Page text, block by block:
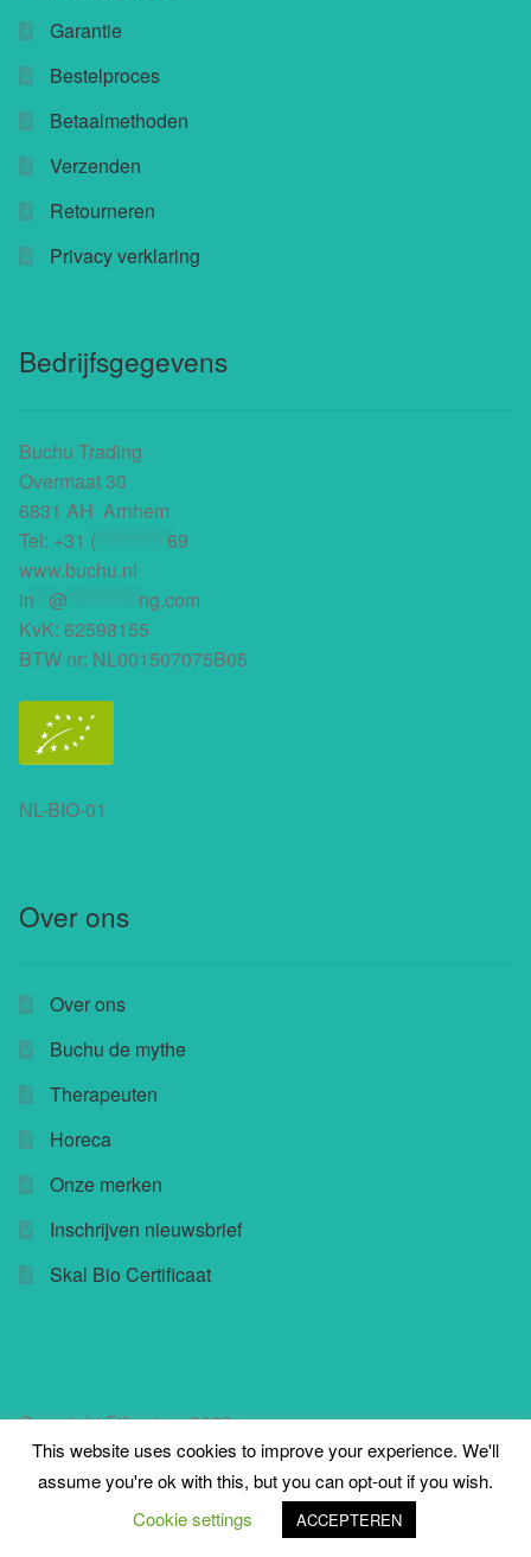
Garantie
Bestelproces
Betaalmethoden
Verzenden
Retourneren
Privacy verklaring
Bedrijfsgegevens
Buchu Trading
Overmaat 30
6831 AH Arnhem
Tel: +31 (
69
www.buchu.nl
in @
ng.com
KvK: 62598155
BTW nr: NL001507075B05
NL-BIO-01
Over ons
Over ons
Buchu de mythe
Therapeuten
Horeca
Onze merken
Inschrijven nieuwsbrief
Skal Bio Certificaat
Copyright Fifteatree 2023
This website uses cookies to improve your experience. We'll
assume you're ok with this, but you can opt-out if you wish.
Cookie settings
ACCEPTEREN